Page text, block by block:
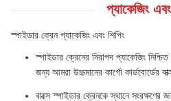
প্যাকেজিং এবং
স্পাইডার ক্রেন প্যাকেজিং এবং শিপিং
স্পাইডার ক্রেনের নিরাপদ প্যাকেজিং
জন্য আমরা উচ্চমানের কার্গো কার্ডবোর্ডের
বাক্সে স্পাইডার ক্রেনকে স্থানে